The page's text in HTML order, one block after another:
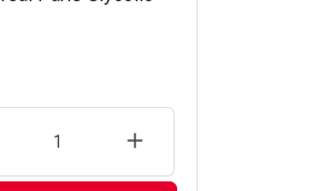
UMA UNIDADEAUMENTAR UMA